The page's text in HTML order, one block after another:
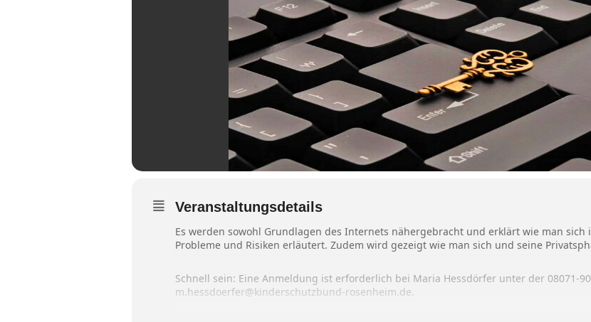
Veranstaltungsdetails
Es werden sowohl Grundlagen des Internets nähergebracht und erklärt wie man
Probleme und Risiken erläutert. Zudem wird gezeigt wie man sich und seine
Schnell sein: Eine Anmeldung ist erforderlich bei Maria Hessdörfer unter der 08071-
m.hessdoerfer@kinderschutzbund-rosenheim.de.